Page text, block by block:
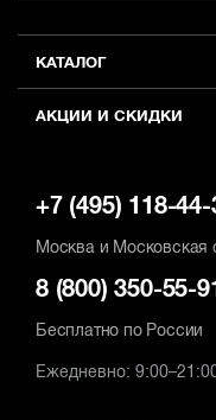
КАТАЛОГ
АКЦИИ И СКИДКИ
+7 (495) 118-44-
Москва и Московская
8 (800) 350-55-91
Бесплатно по России
Ежедневно: